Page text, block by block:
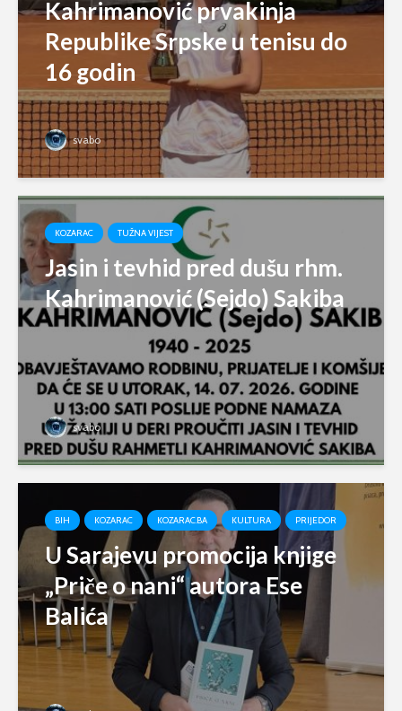
Kahrimanović prvakinja
Republike Srpske u tenisu do
16 godin
svabo
KOZARAC TUŽNA VIJEST
Jasin i tevhid pred dušu rhm.
Kahrimanović (Sejdo) Sakiba
svabo
BIH KOZARAC KOZARAC.BA KULTURA PRIJEDOR
U Sarajevu promocija knjige
„Priče o nani“ autora Ese
Balića